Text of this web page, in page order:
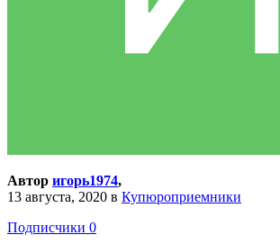
Автор игорь1974,
13 августа, 2020 в Купюроприемники
Подписчики 0